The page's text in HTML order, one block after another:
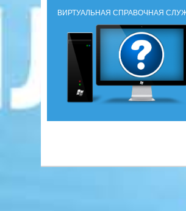
ВИРТУАЛЬНАЯ СПРАВОЧНАЯ